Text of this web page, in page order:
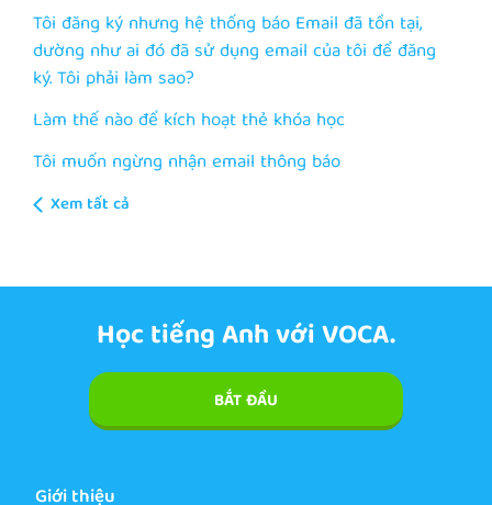
Tôi đăng ký nhưng hệ thống báo Email đã tồn tại,
dường như ai đó đã sử dụng email của tôi để đăng
ký. Tôi phải làm sao?
Làm thế nào để kích hoạt thẻ khóa học
Tôi muốn ngừng nhận email thông báo
Xem tất cả
Học tiếng Anh với VOCA.
BẮT ĐẦU
Giới thiệu